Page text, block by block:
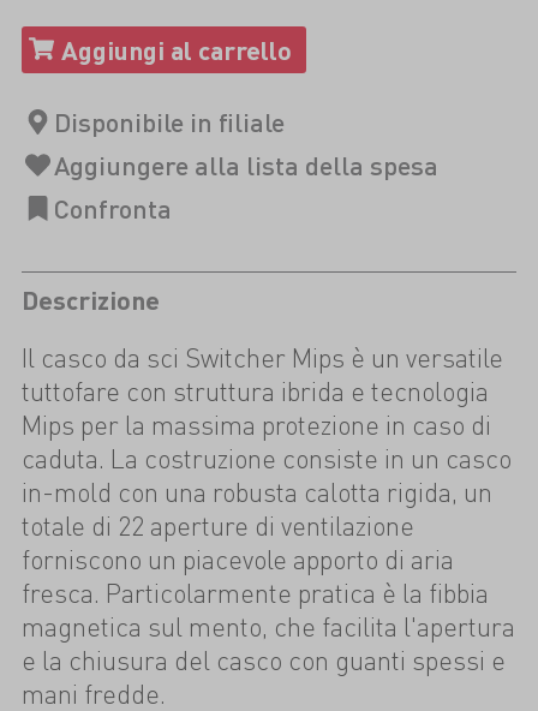
Descrizione
Il casco da sci Switcher Mips è un versatile
tuttofare con struttura ibrida e tecnologia
Mips per la massima protezione in caso di
caduta. La costruzione consiste in un casco
in-mold con una robusta calotta rigida, un
totale di 22 aperture di ventilazione
forniscono un piacevole apporto di aria
fresca. Particolarmente pratica è la fibbia
magnetica sul mento, che facilita l'apertura
e la chiusura del casco con guanti spessi e
mani fredde.